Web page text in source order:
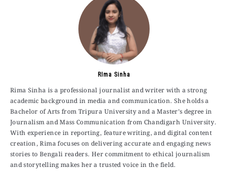
RIma Sinha
Rima Sinha is a professional journalist and writer with a strong
academic background in media and communication. She holds a
Bachelor of Arts from Tripura University and a Master’s degree in
Journalism and Mass Communication from Chandigarh University.
With experience in reporting, feature writing, and digital content
creation, Rima focuses on delivering accurate and engaging news
stories to Bengali readers. Her commitment to ethical journalism
and storytelling makes her a trusted voice in the field.